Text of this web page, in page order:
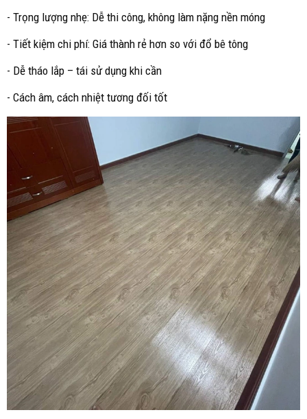
- Trọng lượng nhẹ: Dễ thi công, không làm nặng nền móng
- Tiết kiệm chi phí: Giá thành rẻ hơn so với đổ bê tông
- Dễ tháo lắp – tái sử dụng khi cần
- Cách âm, cách nhiệt tương đối tốt